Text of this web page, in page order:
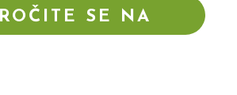
SE NA